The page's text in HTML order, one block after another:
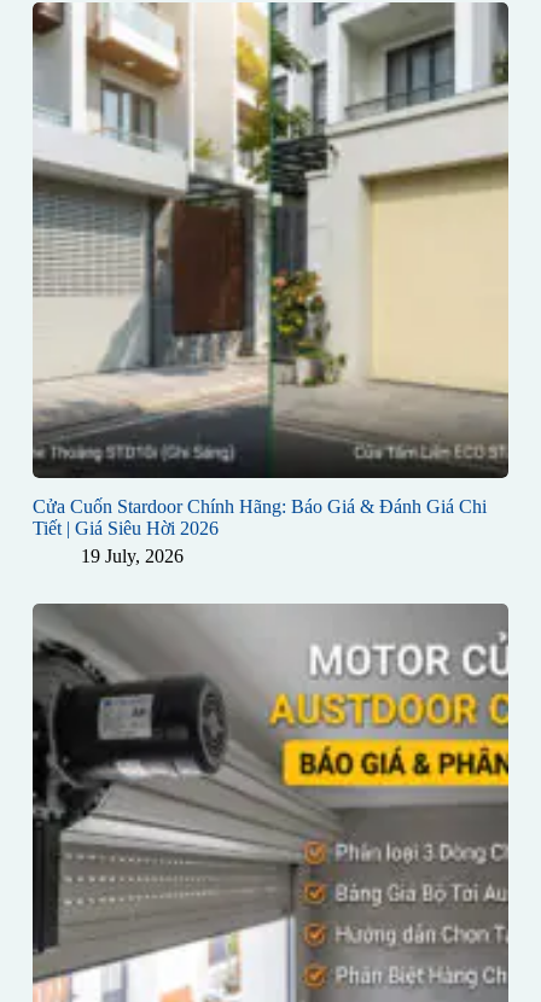
Cửa Cuốn Stardoor Chính Hãng: Báo Giá & Đánh Giá Chi
Tiết | Giá Siêu Hời 2026
19 July, 2026